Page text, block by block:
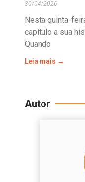
30/04/2026
Nesta quinta-
capítulo a sua
Quando
Leia mais →
Autor